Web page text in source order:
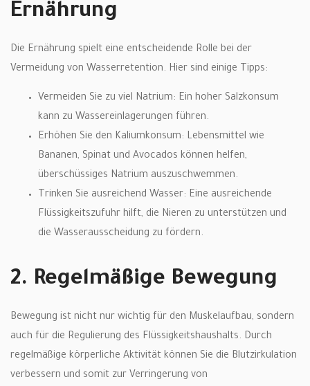
Ernährung
Die Ernährung spielt eine entscheidende Rolle bei der
Vermeidung von Wasserretention. Hier sind einige Tipps:
Vermeiden Sie zu viel Natrium: Ein hoher Salzkonsum
kann zu Wassereinlagerungen führen.
Erhöhen Sie den Kaliumkonsum: Lebensmittel wie
Bananen, Spinat und Avocados können helfen,
überschüssiges Natrium auszuschwemmen.
Trinken Sie ausreichend Wasser: Eine ausreichende
Flüssigkeitszufuhr hilft, die Nieren zu unterstützen und
die Wasserausscheidung zu fördern.
2. Regelmäßige Bewegung
Bewegung ist nicht nur wichtig für den Muskelaufbau, sondern
auch für die Regulierung des Flüssigkeitshaushalts. Durch
regelmäßige körperliche Aktivität können Sie die Blutzirkulation
verbessern und somit zur Verringerung von